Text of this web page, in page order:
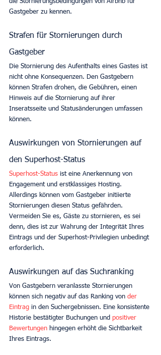
Gastgeber zu kennen.
Strafen für Stornierungen durch
Gastgeber
Die Stornierung des Aufenthalts eines Gastes ist
nicht ohne Konsequenzen. Den Gastgebern
können Strafen drohen, die Gebühren, einen
Hinweis auf die Stornierung auf ihrer
Inseratsseite und Statusänderungen umfassen
können.
Auswirkungen von Stornierungen auf
den Superhost-Status
Superhost-Status ist eine Anerkennung von
Engagement und erstklassiges Hosting.
Allerdings können vom Gastgeber initiierte
Stornierungen diesen Status gefährden.
Vermeiden Sie es, Gäste zu stornieren, es sei
denn, dies ist zur Wahrung der Integrität Ihres
Eintrags und der Superhost-Privilegien unbedingt
erforderlich.
Auswirkungen auf das Suchranking
Von Gastgebern veranlasste Stornierungen
können sich negativ auf das Ranking von der
Eintrag in den Suchergebnissen. Eine konsistente
Historie bestätigter Buchungen und positiver
Bewertungen hingegen erhöht die Sichtbarkeit
Ihres Eintrags.